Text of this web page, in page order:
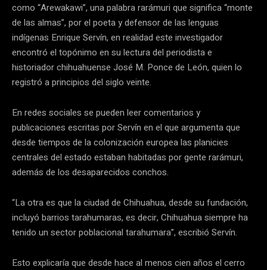
como “Arewakawi”, una palabra rarámuri que significa “monte
de las almas”, por el poeta y defensor de las lenguas
indígenas Enrique Servín, en realidad este investigador
encontró el topónimo en su lectura del periodista e
historiador chihuahuense José M. Ponce de León, quien lo
registró a principios del siglo veinte.
En redes sociales se pueden leer comentarios y
publicaciones escritas por Servín en el que argumenta que
desde tiempos de la colonización europea las planicies
centrales del estado estaban habitadas por gente rarámuri,
además de los desaparecidos conchos.
“La otra es que la ciudad de Chihuahua, desde su fundación,
incluyó barrios tarahumaras, es decir, Chihuahua siempre ha
tenido un sector poblacional tarahumara”, escribió Servín.
Esto explicaría que desde hace al menos cien años el cerro